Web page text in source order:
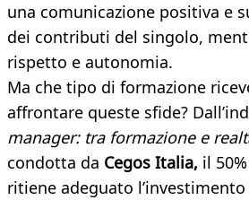
una comunicazione positiva e
dei contributi del singolo,
rispetto e autonomia.
Ma che tipo di formazione
affrontare queste sfide?
manager: tra formazione e
condotta da Cegos Italia, il
ritiene adeguato